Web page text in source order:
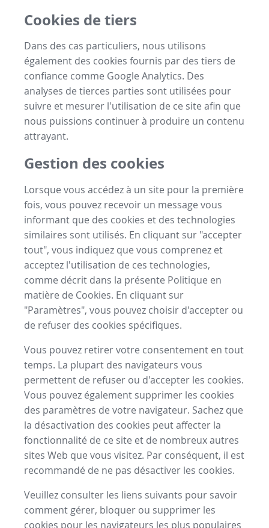
Cookies de tiers
Dans des cas particuliers, nous utilisons
également des cookies fournis par des tiers de
confiance comme Google Analytics. Des
analyses de tierces parties sont utilisées pour
suivre et mesurer l'utilisation de ce site afin que
nous puissions continuer à produire un contenu
attrayant.
Gestion des cookies
Lorsque vous accédez à un site pour la première
fois, vous pouvez recevoir un message vous
informant que des cookies et des technologies
similaires sont utilisés. En cliquant sur "accepter
tout", vous indiquez que vous comprenez et
acceptez l'utilisation de ces technologies,
comme décrit dans la présente Politique en
matière de Cookies. En cliquant sur
"Paramètres", vous pouvez choisir d'accepter ou
de refuser des cookies spécifiques.
Vous pouvez retirer votre consentement en tout
temps. La plupart des navigateurs vous
permettent de refuser ou d'accepter les cookies.
Vous pouvez également supprimer les cookies
des paramètres de votre navigateur. Sachez que
la désactivation des cookies peut affecter la
fonctionnalité de ce site et de nombreux autres
sites Web que vous visitez. Par conséquent, il est
recommandé de ne pas désactiver les cookies.
Veuillez consulter les liens suivants pour savoir
comment gérer, bloquer ou supprimer les
cookies pour les navigateurs les plus populaires